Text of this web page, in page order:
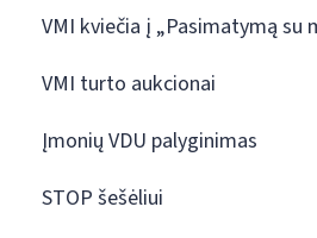
VMI kviečia į „Pasimatymą su
VMI turto aukcionai
Įmonių VDU palyginimas
STOP šešėliui